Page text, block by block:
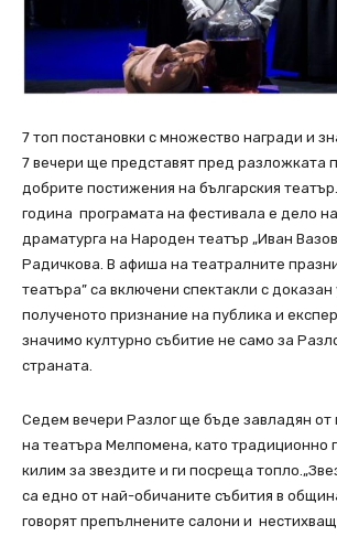
7 топ постановки с множество награди и
7 вечери ще представят пред разложката
добрите постижения на българския
година програмата на фестивала е дело
драматурга на Народен театър „Иван
Радичкова. В афиша на театралните
театъра” са включени спектакли с доказан
полученото признание на публика и
значимо културно събитие не само за
страната.
Седем вечери Разлог ще бъде завладян от
на театъра Мелпомена, като традиционно
килим за звездите и ги посреща
са едно от най-обичаните събития в
говорят препълнените салони и